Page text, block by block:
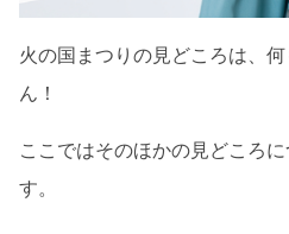
火の国まつりの見どころは、
ん！
ここではそのほかの見どころ
す。